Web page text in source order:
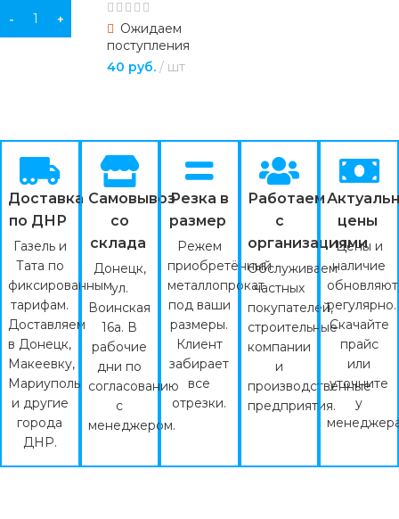
В КОРЗИНУ
Ожидаем
поступления
40 руб. шт
Доставка
по ДНР
Газель и
Тата по
фиксированным
тарифам.
Доставляем
в Донецк,
Макеевку,
Мариуполь
и другие
города
ДНР.
Самовывоз
со
склада
Донецк,
ул.
Воинская
16а. В
рабочие
дни по
согласованию
с
менеджером.
Резка в
размер
Режем
приобретённый
металлопрокат
под ваши
размеры.
Клиент
забирает
все
отрезки.
Работаем
с
организациями
Обслуживаем
частных
покупателей,
строительные
компании
и
производственные
предприятия.
цены
Цены и
наличие
регулярно.
Скачайте
прайс
или
уточните
у